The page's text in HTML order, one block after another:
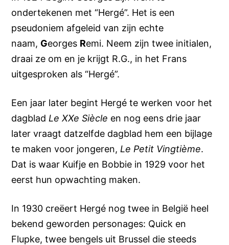
ondertekenen met “Hergé”. Het is een
pseudoniem afgeleid van zijn echte
naam, Georges Remi. Neem zijn twee initialen,
draai ze om en je krijgt R.G., in het Frans
uitgesproken als “Hergé”.
Een jaar later begint Hergé te werken voor het
dagblad Le XXe Siècle en nog eens drie jaar
later vraagt datzelfde dagblad hem een bijlage
te maken voor jongeren, Le Petit Vingtième.
Dat is waar Kuifje en Bobbie in 1929 voor het
eerst hun opwachting maken.
In 1930 creëert Hergé nog twee in België heel
bekend geworden personages: Quick en
Flupke, twee bengels uit Brussel die steeds